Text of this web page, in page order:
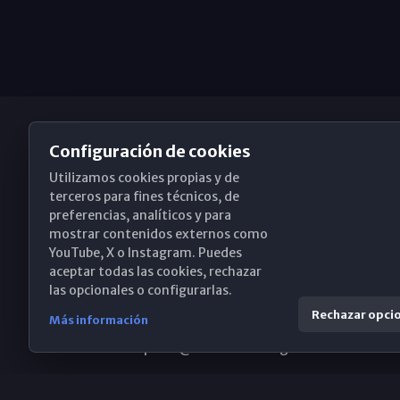
Obispado de Málaga
Santa María, 18-20. 29015 Málaga
(+34) 952 224 386
Configuración de cookies
Utilizamos cookies propias y de
terceros para fines técnicos, de
preferencias, analíticos y para
mostrar contenidos externos como
YouTube, X o Instagram. Puedes
aceptar todas las cookies, rechazar
las opcionales o configurarlas.
Más información Rechazar